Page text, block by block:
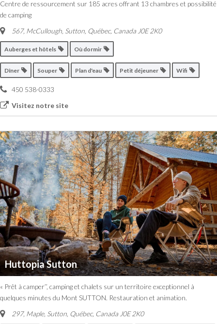
Centre de ressourcement sur 185 acres offrant 13 chambres et possibilité
de camping
567, McCullough, Sutton Québec, Canada J0E 2K0
Auberges et hôtels Où dormir
Dîner Souper Plan d'eau Petit déjeuner Wifi
450 538-0333
Visitez notre site
Huttopia Sutton
« Prêt à camper’’, camping et chalets sur un territoire exceptionnel à
quelques minutes du Mont SUTTON. Restauration et animation.
297, Maple, Sutton, Québec, Canada J0E 2K0